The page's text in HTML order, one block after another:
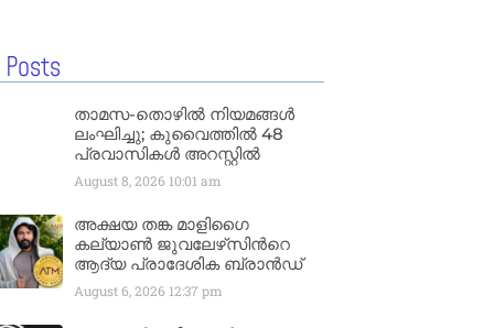
താമസ-തൊഴിൽ നിയമങ്ങൾ
ലംഘിച്ചു; കുവൈത്തിൽ 48
പ്രവാസികൾ അറസ്റ്റിൽ
August 8, 2026 10:01 am
അക്ഷയ തങ്ക മാളിഗൈ
കല്യാണ്‍ ജുവലേഴ്‌സിന്‍റെ
ആദ്യ പ്രാദേശിക ബ്രാന്‍ഡ്
August 6, 2026 12:37 pm